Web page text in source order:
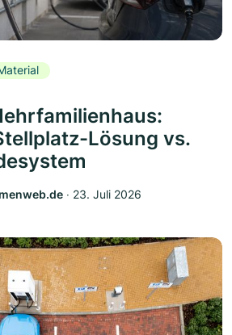
Lösung vs.
‧ 23. Juli 2026